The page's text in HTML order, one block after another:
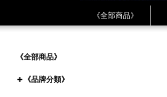
《全部商品》
《全部商品》
《品牌分類》